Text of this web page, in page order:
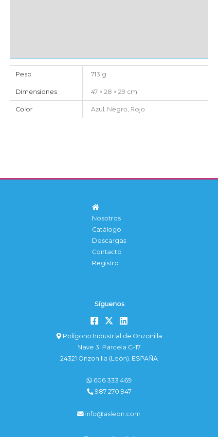
Peso 713 g
Dimensiones 47 × 28 × 29 cm
Color Azul, Negro, Rojo
Nosotros
Catálogo
Descargas
Contacto
Registro
Síguenos
Polígono Industrial de Onzonilla
Nave 3. Parcela G-17
24321 Onzonilla (León). ESPAÑA
606 333 469
987 270 947
info@asleon.com